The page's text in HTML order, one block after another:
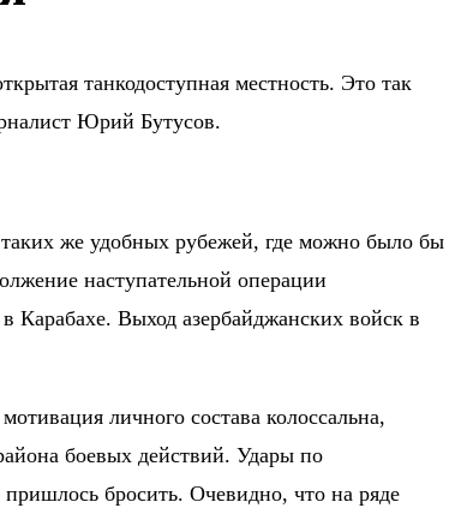
танкодоступная местность. Это так
Юрий Бутусов.
же удобных рубежей, где можно было бы
наступательной операции
Выход азербайджанских войск в
личного состава колоссальна,
боевых действий. Удары по
бросить. Очевидно, что на ряде